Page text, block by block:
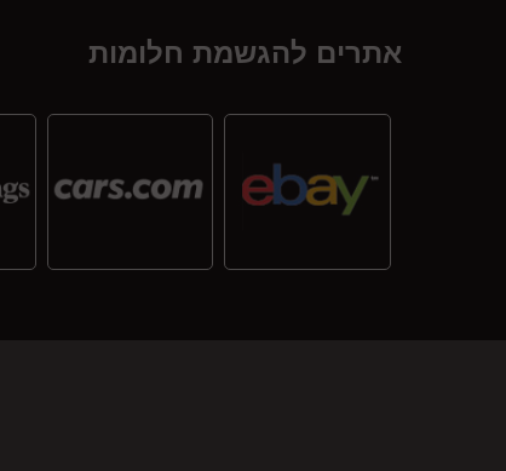
אתרים להגשמת חלומות